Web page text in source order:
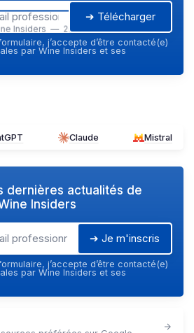
Insiders — 2026
➔ Télécharger
j’accepte d’être contacté(e)
par Wine Insiders et ses
Claude Mistral
dernières actualités de
Insiders
➔ Je m'inscris
j’accepte d’être contacté(e)
par Wine Insiders et ses